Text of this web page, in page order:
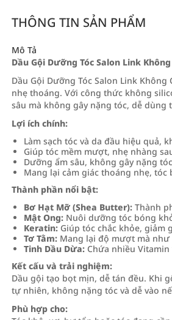
THÔNG TIN SẢN PHẨM
Mô Tả
Dầu Gội Dưỡng Tóc Salon Link
Dầu Gội Dưỡng Tóc Salon Link
nhẹ thoáng. Với công thức không
sâu mà không gây nặng tóc, dễ
Lợi ích chính:
Làm sạch tóc và da đầu hiệu quả,
Giúp tóc mềm mượt, nhẹ nhàng
Dưỡng ẩm sâu, không gây nặng tóc
Mang lại cảm giác thoáng nhẹ,
Thành phần nổi bật:
Bơ Hạt Mỡ (Shea Butter): Thành
Mật Ong: Nuôi dưỡng tóc bóng
Keratin: Giúp tóc chắc khỏe, giảm
Tơ Tằm: Mang lại độ mượt mà như
Tinh Dầu Dừa: Chứa nhiều
Kết cấu và trải nghiệm:
Dầu gội tạo bọt mịn, dễ tán đều. Khi
tự nhiên, không nặng tóc và dễ vào
Phù hợp cho: